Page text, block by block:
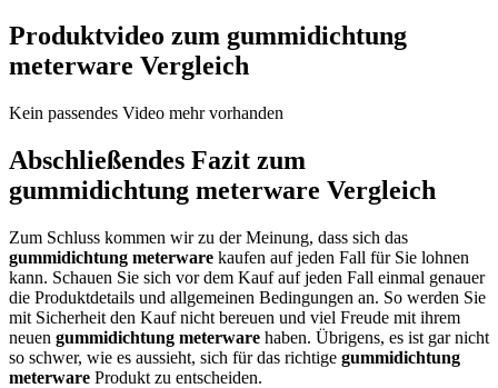
Produktvideo zum gummidichtung
meterware Vergleich
Kein passendes Video mehr vorhanden
Abschließendes Fazit zum
gummidichtung meterware Vergleich
Zum Schluss kommen wir zu der Meinung, dass sich das
gummidichtung meterware kaufen auf jeden Fall für Sie lohnen
kann. Schauen Sie sich vor dem Kauf auf jeden Fall einmal genauer
die Produktdetails und allgemeinen Bedingungen an. So werden Sie
mit Sicherheit den Kauf nicht bereuen und viel Freude mit ihrem
neuen gummidichtung meterware haben. Übrigens, es ist gar nicht
so schwer, wie es aussieht, sich für das richtige gummidichtung
meterware Produkt zu entscheiden.